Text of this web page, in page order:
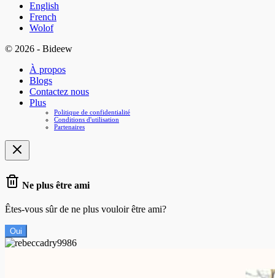
English
French
Wolof
© 2026 - Bideew
À propos
Blogs
Contactez nous
Plus
Politique de confidentialité
Conditions d'utilisation
Partenaires
Ne plus être ami
Êtes-vous sûr de ne plus vouloir être ami?
Oui